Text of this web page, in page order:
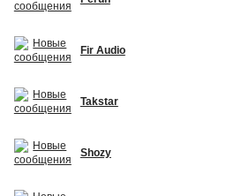
Fir Audio
Takstar
Shozy